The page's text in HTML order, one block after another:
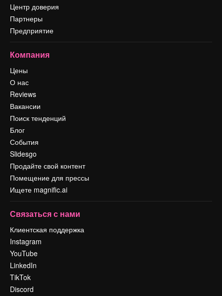
Центр доверия
Партнеры
Предприятие
Компания
Цены
О нас
Reviews
Вакансии
Поиск тенденций
Блог
События
Slidesgo
Продайте свой контент
Помещение для прессы
Ищете magnific.ai
Связаться с нами
Клиентская поддержка
Instagram
YouTube
LinkedIn
TikTok
Discord